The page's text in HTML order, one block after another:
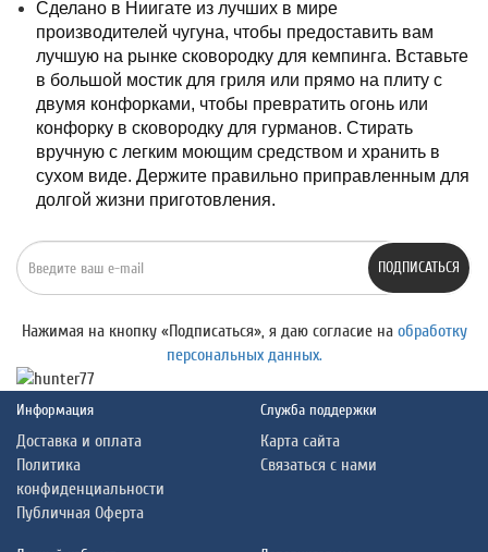
Сделано в Ниигате из лучших в мире
производителей чугуна, чтобы предоставить вам
лучшую на рынке сковородку для кемпинга. Вставьте
в большой мостик для гриля или прямо на плиту с
двумя конфорками, чтобы превратить огонь или
конфорку в сковородку для гурманов. Стирать
вручную с легким моющим средством и хранить в
сухом виде. Держите правильно приправленным для
долгой жизни приготовления.
ПОДПИСАТЬСЯ
Нажимая на кнопку «Подписаться», я даю cогласие на обработку
персональных данных.
Информация
Доставка и оплата
Политика
конфиденциальности
Публичная Оферта
Служба поддержки
Карта сайта
Связаться с нами